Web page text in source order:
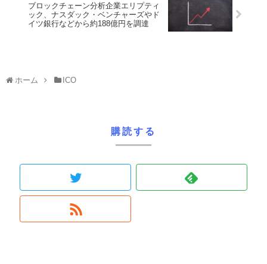
ブロックチェーン分析企業エリプティ
ック、ナスダック・ベンチャーズやド
イツ銀行などから約188億円を調達
ホーム ICO
購読する